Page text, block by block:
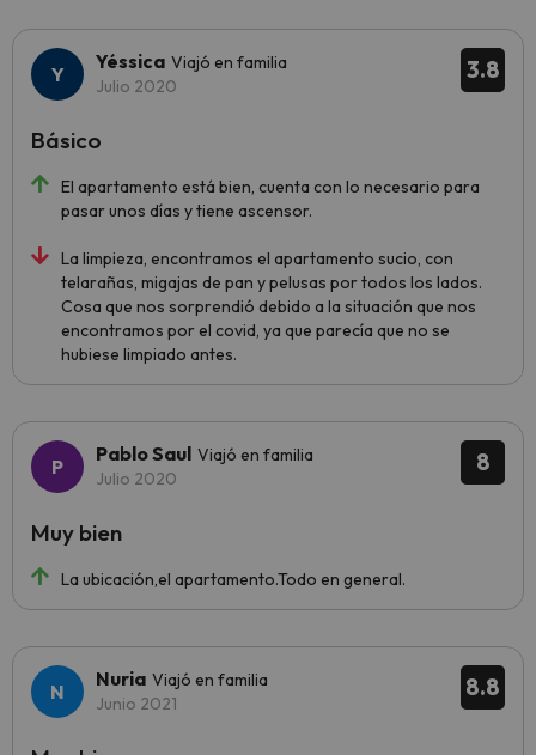
3.8
Yéssica Viajó en familia
Julio 2020
El apartamento está bien, cuenta con lo necesario para
pasar unos días y tiene ascensor.
La limpieza, encontramos el apartamento sucio, con
telarañas, migajas de pan y pelusas por todos los lados.
Cosa que nos sorprendió debido a la situación que nos
encontramos por el covid, ya que parecía que no se
hubiese limpiado antes.
Básico
8
Pablo Saul Viajó en familia
Julio 2020
La ubicación,el apartamento.Todo en general.
Muy bien
8.8
Nuria Viajó en familia
Junio 2021